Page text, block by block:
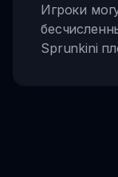
Игроки
Sprunkini